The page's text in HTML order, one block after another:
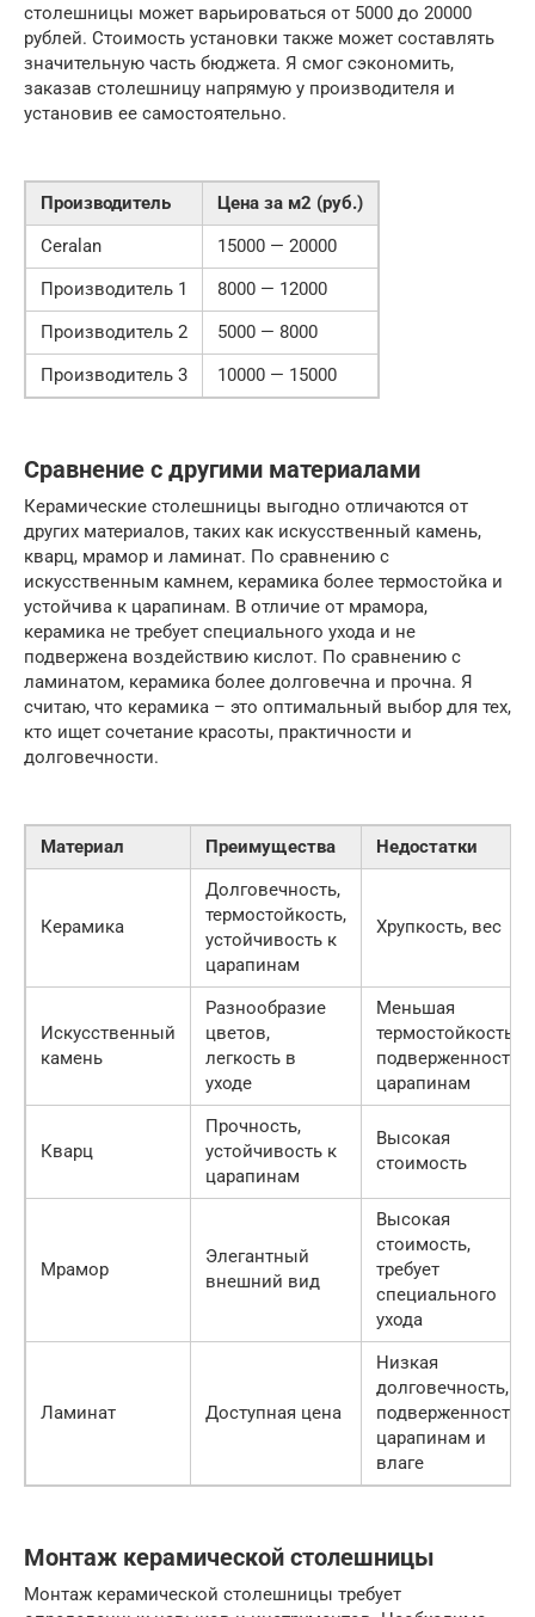
столешницы может варьироваться от 5000 до 20000
рублей. Стоимость установки также может составлять
значительную часть бюджета. Я смог сэкономить,
заказав столешницу напрямую у производителя и
установив ее самостоятельно.
Производитель
Цена за м2 (руб.)
Ceralan
15000 — 20000
Производитель 1
8000 — 12000
Производитель 2
5000 — 8000
Производитель 3
10000 — 15000
Сравнение с другими материалами
Керамические столешницы выгодно отличаются от
других материалов, таких как искусственный камень,
кварц, мрамор и ламинат. По сравнению с
искусственным камнем, керамика более термостойка и
устойчива к царапинам. В отличие от мрамора,
керамика не требует специального ухода и не
подвержена воздействию кислот. По сравнению с
ламинатом, керамика более долговечна и прочна. Я
считаю, что керамика – это оптимальный выбор для тех,
кто ищет сочетание красоты, практичности и
долговечности.
Материал Преимущества Недостатки
Керамика
Долговечность,
термостойкость,
устойчивость к
царапинам
Хрупкость, вес
Искусственный
камень
Разнообразие
цветов,
легкость в
уходе
Меньшая
термостойкость,
подверженность
царапинам
Кварц
Прочность,
устойчивость к
царапинам
Высокая
стоимость
Мрамор
Элегантный
внешний вид
Высокая
стоимость,
требует
специального
ухода
Ламинат Доступная цена
Низкая
долговечность,
подверженность
царапинам и
влаге
Монтаж керамической столешницы
Монтаж керамической столешницы требует